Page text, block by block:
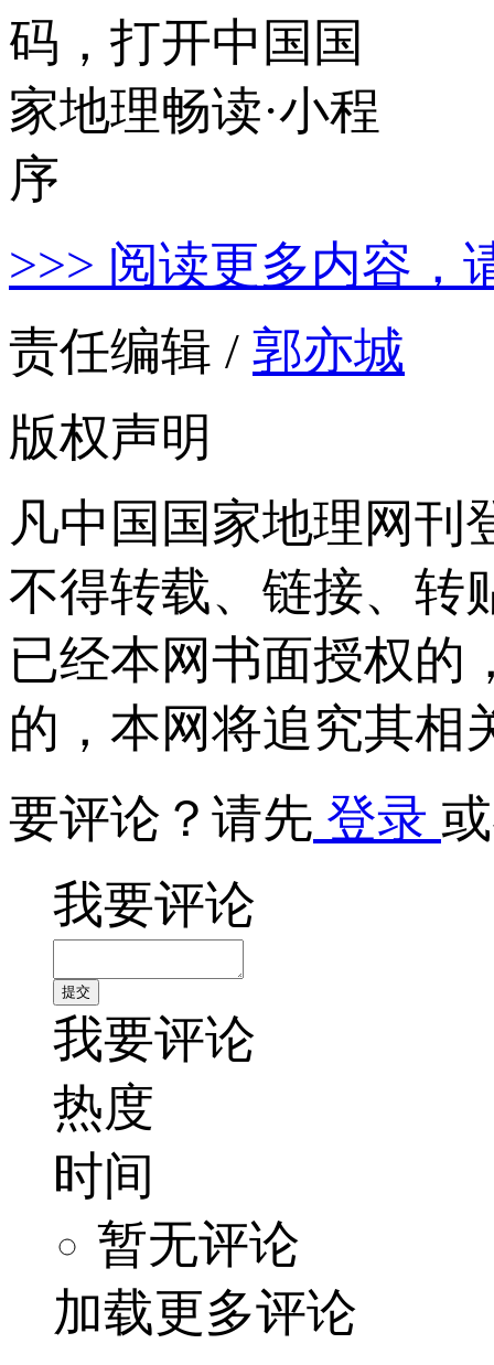
>>> 阅读更多内容，
责任编辑 / 郭亦城
版权声明
凡中国国家地理网刊
不得转载、链接、转
已经本网书面授权的
的，本网将追究其相
要评论？请先 登录
我要评论
我要评论
热度
时间
暂无评论
加载更多评论